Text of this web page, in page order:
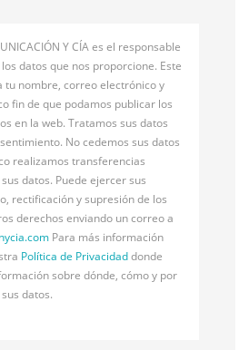
Y CÍA es el responsable
datos que nos proporcione. Este
nombre, correo electrónico y
fin de que podamos publicar los
en la web. Tratamos sus datos
No cedemos sus datos
realizamos transferencias
datos. Puede ejercer sus
rectificación y supresión de los
derechos enviando un correo a
Para más información
Política de Privacidaddonde
sobre dónde, cómo y por
datos.